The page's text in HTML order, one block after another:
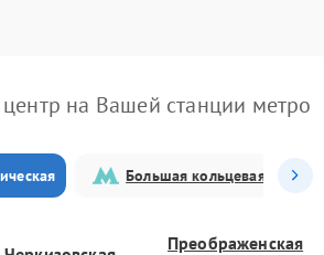
на Вашей станции метро
Большая кольцевая
Преображенская